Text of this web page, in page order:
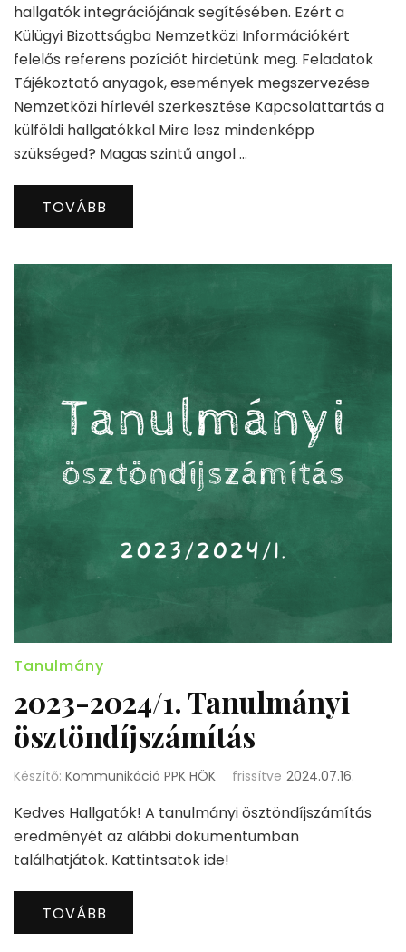
hallgatók integrációjának segítésében. Ezért a
Külügyi Bizottságba Nemzetközi Információkért
felelős referens pozíciót hirdetünk meg. Feladatok
Tájékoztató anyagok, események megszervezése
Nemzetközi hírlevél szerkesztése Kapcsolattartás a
külföldi hallgatókkal Mire lesz mindenképp
szükséged? Magas szintű angol …
TOVÁBB
Tanulmány
2023-2024/1. Tanulmányi
ösztöndíjszámítás
Készítő: Kommunikáció PPK HÖK frissítve 2024.07.16.
Kedves Hallgatók! A tanulmányi ösztöndíjszámítás
eredményét az alábbi dokumentumban
találhatjátok. Kattintsatok ide!
TOVÁBB